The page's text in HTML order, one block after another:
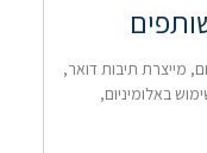
מייצרת תיבות דואר,